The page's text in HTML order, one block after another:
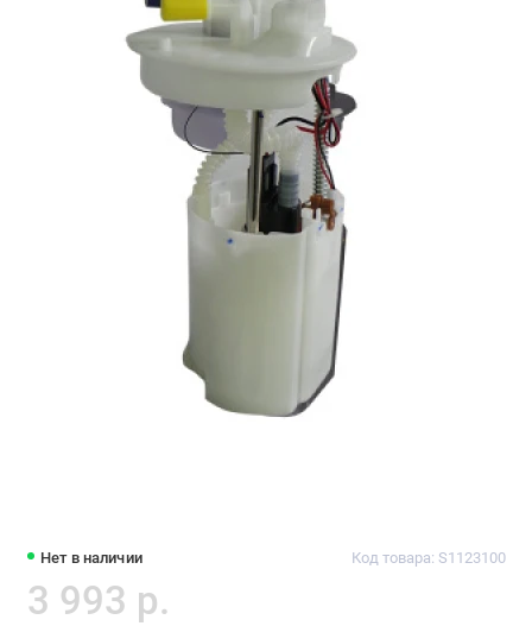
Нет в наличии Код товара: S1123100
3 993 р.